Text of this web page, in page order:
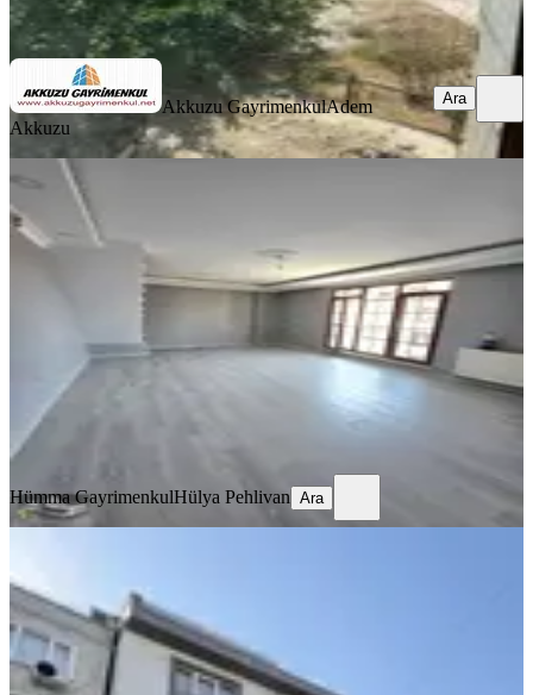
Ara
Akkuzu GayrimenkulAdem
Akkuzu
Ara
Eyüpsultan, İslambey Mahallesi
160 m² 3. Kat 06.08.2026
50.000 ₺
Hümma Gayrimenkul
Ara
Hümma GayrimenkulHülya Pehlivan Ara
Eyüpsultan, Akşemsettin Mahallesi
3+1·100 m²·4. Kat·